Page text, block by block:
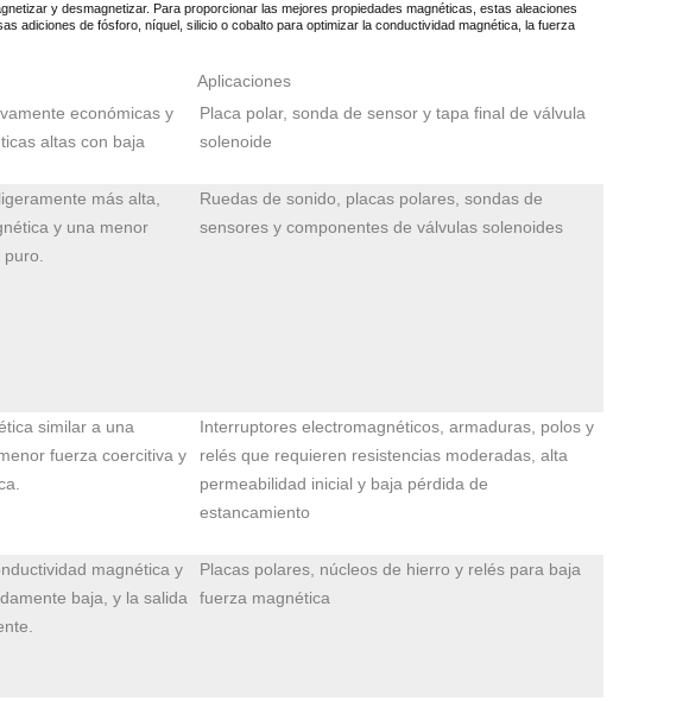
y desmagnetizar. Para proporcionar las mejores propiedades magnéticas, estas aleaciones
adiciones de fósforo, níquel, silicio o cobalto para optimizar la conductividad magnética, la fuerza
Aplicaciones
económicas y
altas con baja
Placa polar, sonda de sensor y tapa final de válvula
solenoide
más alta,
y una menor
Ruedas de sonido, placas polares, sondas de
sensores y componentes de válvulas solenoides
similar a una
fuerza coercitiva y
Interruptores electromagnéticos, armaduras, polos y
relés que requieren resistencias moderadas, alta
permeabilidad inicial y baja pérdida de
estancamiento
magnética y
baja, y la salida
Placas polares, núcleos de hierro y relés para baja
fuerza magnética